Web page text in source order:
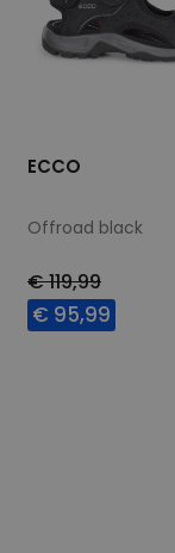
ECCO
Offroad black
€ 119,99
€ 95,99